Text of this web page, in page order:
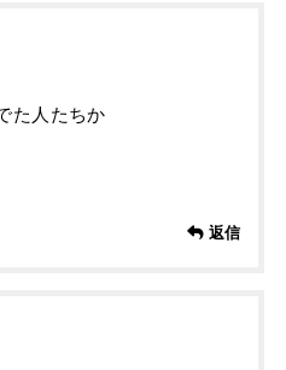
た人たちか
返信